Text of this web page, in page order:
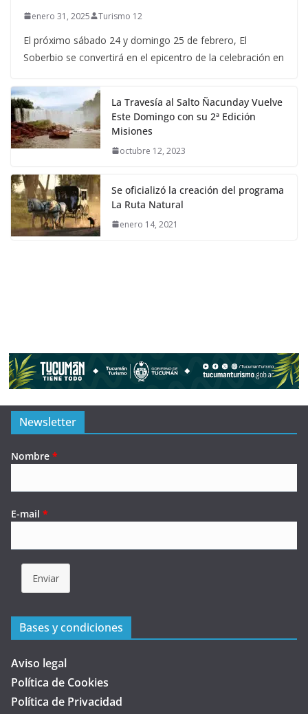
enero 31, 2025 Turismo 12
El próximo sábado 24 y domingo 25 de febrero, El
Soberbio se convertirá en el epicentro de la celebración en
La Travesía al Salto Ñacunday Vuelve
Este Domingo con su 2ª Edición
Misiones
octubre 12, 2023
Se oficializó la creación del programa
La Ruta Natural
enero 14, 2021
Newsletter
Nombre *
E-mail *
Enviar
Bases y condiciones
Aviso legal
Política de Cookies
Política de Privacidad